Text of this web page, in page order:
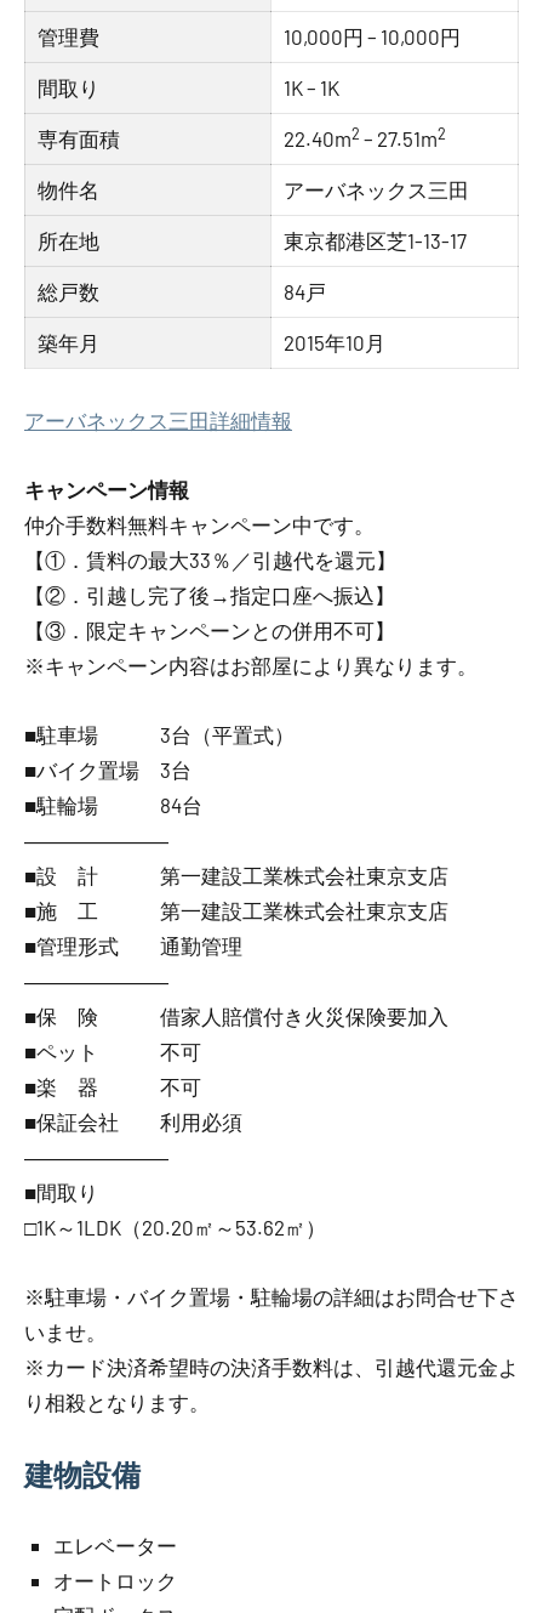
管理費 10,000円 – 10,000円
間取り 1K – 1K
専有面積 22.40m2 – 27.51m2
物件名 アーバネックス三田
所在地 東京都港区芝1-13-17
総戸数 84戸
築年月 2015年10月
アーバネックス三田詳細情報
キャンペーン情報
仲介手数料無料キャンペーン中です。
【①．賃料の最大33％／引越代を還元】
【②．引越し完了後→指定口座へ振込】
【③．限定キャンペーンとの併用不可】
※キャンペーン内容はお部屋により異なります。
■駐車場 3台（平置式）
■バイク置場 3台
■駐輪場 84台
―――――――
■設 計 第一建設工業株式会社東京支店
■施 工 第一建設工業株式会社東京支店
■管理形式 通勤管理
―――――――
■保 険 借家人賠償付き火災保険要加入
■ペット 不可
■楽 器 不可
■保証会社 利用必須
―――――――
■間取り
□1K～1LDK（20.20㎡～53.62㎡）
※駐車場・バイク置場・駐輪場の詳細はお問合せ下さ
いませ。
※カード決済希望時の決済手数料は、引越代還元金よ
り相殺となります。
建物設備
エレベーター
オートロック